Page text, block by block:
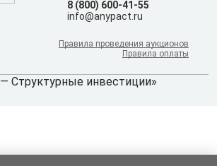
8 (800) 600-41-55
info@anypact.ru
Правила проведения аукционов
Правила оплаты
Структурные инвестиции»